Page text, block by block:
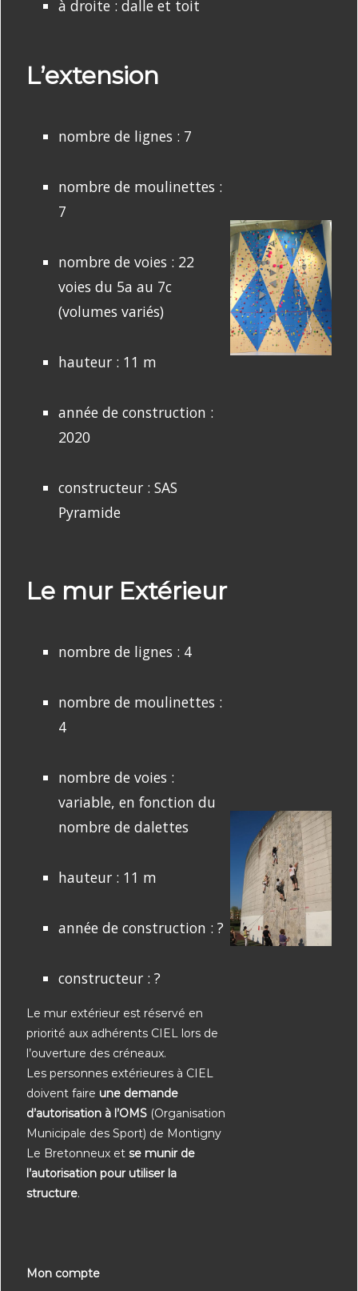
à droite : dalle et toit
L’extension
nombre de lignes : 7
nombre de moulinettes :
7
nombre de voies : 22
voies du 5a au 7c
(volumes variés)
hauteur : 11 m
année de construction :
2020
constructeur : SAS
Pyramide
Le mur Extérieur
nombre de lignes : 4
nombre de moulinettes :
4
nombre de voies :
variable, en fonction du
nombre de dalettes
hauteur : 11 m
année de construction : ?
constructeur : ?
Le mur extérieur est réservé en
priorité aux adhérents CIEL lors de
l’ouverture des créneaux.
Les personnes extérieures à CIEL
doivent faire une demande
d’autorisation à l’OMS (Organisation
Municipale des Sport) de Montigny
Le Bretonneux et se munir de
l’autorisation pour utiliser la
structure.
Mon compte